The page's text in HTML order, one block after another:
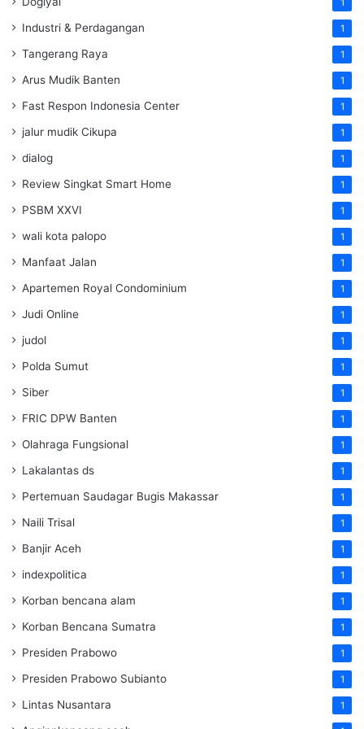
1
Industri & Perdagangan 1
Tangerang Raya 1
Arus Mudik Banten 1
Fast Respon Indonesia Center 1
jalur mudik Cikupa 1
dialog 1
Review Singkat Smart Home 1
PSBM XXVI 1
wali kota palopo 1
Manfaat Jalan 1
Apartemen Royal Condominium 1
Judi Online 1
judol 1
Polda Sumut 1
Siber 1
FRIC DPW Banten 1
Olahraga Fungsional 1
Lakalantas ds 1
Pertemuan Saudagar Bugis Makassar 1
Naili Trisal 1
Banjir Aceh 1
indexpolitica 1
Korban bencana alam 1
Korban Bencana Sumatra 1
Presiden Prabowo 1
Presiden Prabowo Subianto 1
Lintas Nusantara 1